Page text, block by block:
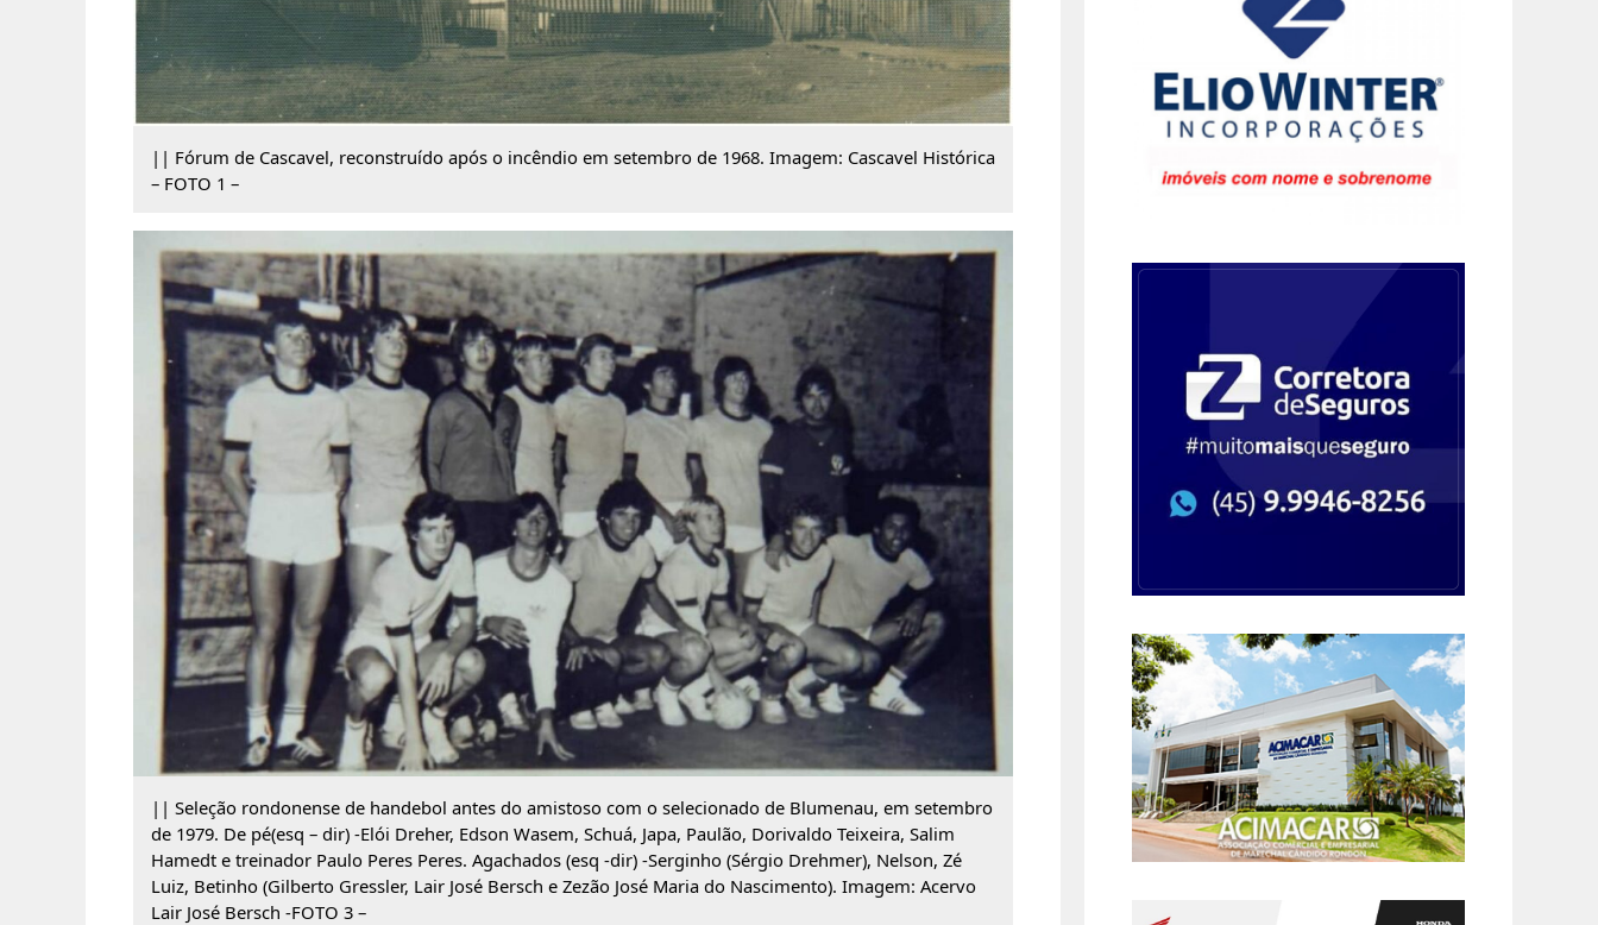
|| Fórum de Cascavel, reconstruído após o incêndio em setembro de 1968. Imagem: Cascavel Histórica
– FOTO 1 –
|| Seleção rondonense de handebol antes do amistoso com o selecionado de Blumenau, em setembro
de 1979. De pé(esq – dir) -Elói Dreher, Edson Wasem, Schuá, Japa, Paulão, Dorivaldo Teixeira, Salim
Hamedt e treinador Paulo Peres Peres. Agachados (esq -dir) -Serginho (Sérgio Drehmer), Nelson, Zé
Luiz, Betinho (Gilberto Gressler, Lair José Bersch e Zezão José Maria do Nascimento). Imagem: Acervo
Lair José Bersch -FOTO 3 –